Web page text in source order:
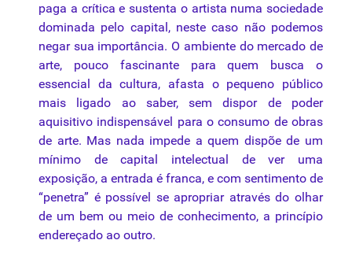
paga a crítica e sustenta o artista numa sociedade
dominada pelo capital, neste caso não podemos
negar sua importância. O ambiente do mercado de
arte, pouco fascinante para quem busca o
essencial da cultura, afasta o pequeno público
mais ligado aosaber, sem dispor de poder
aquisitivo indispensável para o consumo de obras
de arte. Mas nada impede a quem dispõe de um
mínimo de capital intelectual de ver uma
exposição, a entrada é franca, e com sentimento de
“penetra” épossível se apropriar através do olhar
de um bem ou meio de conhecimento, a princípio
endereçado ao outro.